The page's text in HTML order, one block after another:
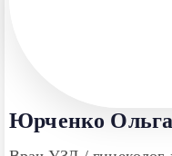
Юрченко Ольга